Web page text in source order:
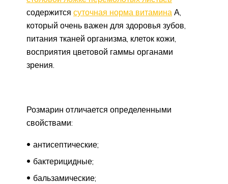
содержится суточная норма витамина А,
который очень важен для здоровья зубов,
питания тканей организма, клеток кожи,
восприятия цветовой гаммы органами
зрения.
Розмарин отличается определенными
свойствами:
антисептические;
бактерицидные;
бальзамические;